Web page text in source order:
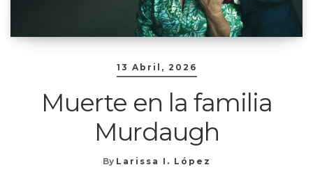
13 Abril, 2026
Muerte en la familia
Murdaugh
By Larissa I. López